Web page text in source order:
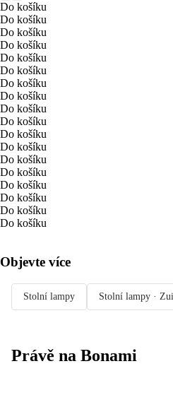
Do košíku
Do košíku
Do košíku
Do košíku
Do košíku
Do košíku
Do košíku
Do košíku
Do košíku
Do košíku
Do košíku
Do košíku
Do košíku
Do košíku
Do košíku
Do košíku
Do košíku
Do košíku
Objevte více
Stolní lampy Stolní lampy ·
Právě na Bonami